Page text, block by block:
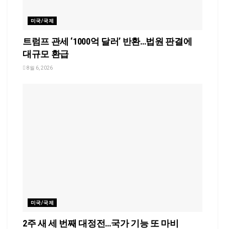
미국/국제
트럼프 관세 ‘1000억 달러’ 반환…법원 판결에
대규모 환급
8월 6, 2026
미국/국제
2주 새 세 번째 대정전…국가 기능 또 마비